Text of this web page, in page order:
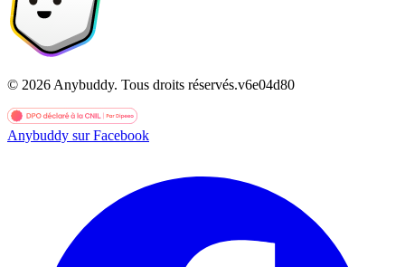
© 2026 Anybuddy. Tous droits réservés.v6e04d80
Anybuddy sur Facebook